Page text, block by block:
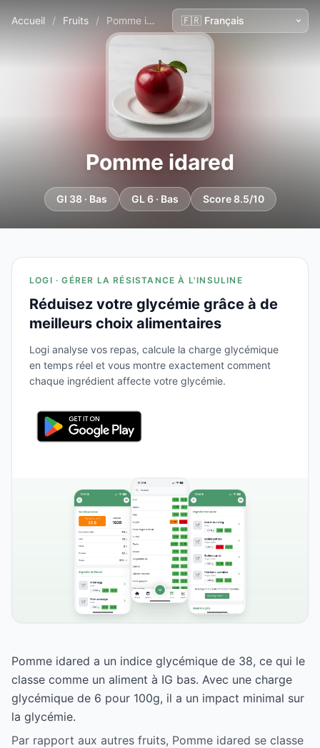
Accueil / Fruits / Pomme idared
Pomme idared
GI 38 · Bas GL 6 · Bas Score 8.5/10
LOGI · GÉRER LA RÉSISTANCE À L'INSULINE
Réduisez votre glycémie grâce à de
meilleurs choix alimentaires
Logi analyse vos repas, calcule la charge glycémique
en temps réel et vous montre exactement comment
chaque ingrédient affecte votre glycémie.
Pomme idared a un indice glycémique de 38, ce qui le
classe comme un aliment à IG bas. Avec une charge
glycémique de 6 pour 100g, il a un impact minimal sur
la glycémie.
Par rapport aux autres fruits, Pomme idared se classe